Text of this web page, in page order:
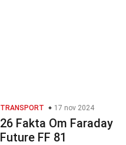
TRANSPORT 17 nov 2024
26 Fakta Om Faraday
Future FF 81